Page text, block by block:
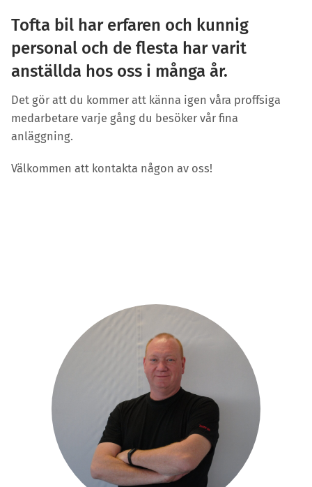
Tofta bil har erfaren och kunnig
personal och de flesta har varit
anställda hos oss i många år.
Det gör att du kommer att känna igen våra proffsiga
medarbetare varje gång du besöker vår fina
anläggning.
Välkommen att kontakta någon av oss!